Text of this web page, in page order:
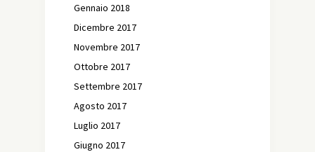
Gennaio 2018
Dicembre 2017
Novembre 2017
Ottobre 2017
Settembre 2017
Agosto 2017
Luglio 2017
Giugno 2017